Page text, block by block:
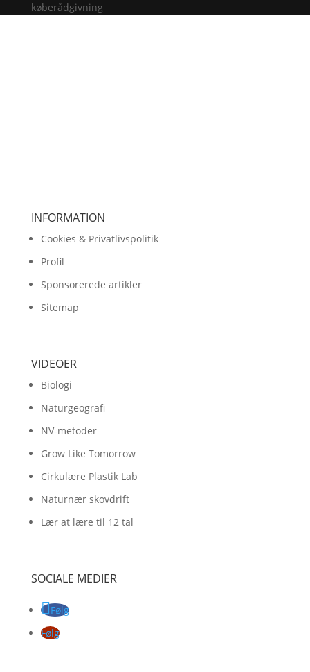
INFORMATION
Cookies & Privatlivspolitik
Profil
Sponsorerede artikler
Sitemap
VIDEOER
Biologi
Naturgeografi
NV-metoder
Grow Like Tomorrow
Cirkulære Plastik Lab
Naturnær skovdrift
Lær at lære til 12 tal
SOCIALE MEDIER
Følg
Følg